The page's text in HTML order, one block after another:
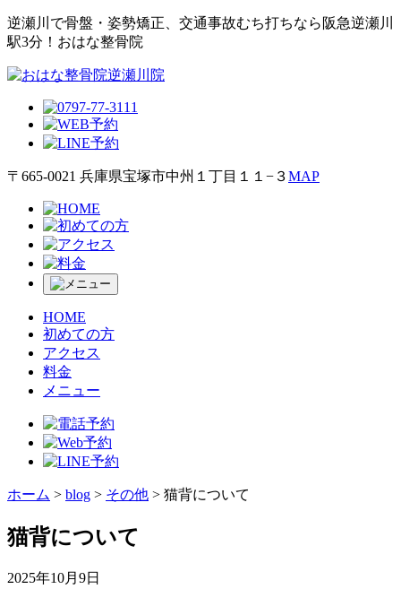
逆瀬川で⾻盤・姿勢矯正、交通事故むち打ちなら阪急逆瀬川
駅3分！おはな整⾻院
〒665-0021 兵庫県宝塚市中州１丁目１１−３MAP
HOME
初めての方
アクセス
料金
メニュー
ホーム > blog > その他 > 猫背について
猫背について
2025年10月9日